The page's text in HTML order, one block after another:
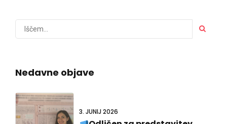
Nedavne objave
3. JUNIJ 2026